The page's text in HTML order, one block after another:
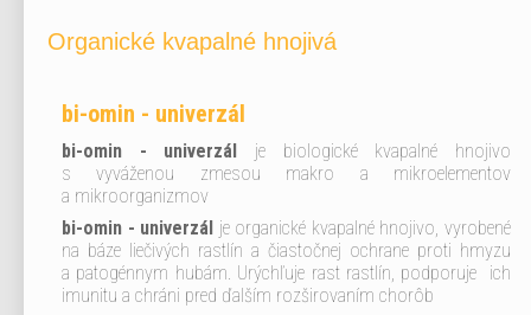
Organické kvapalné hnojivá
bi-omin - univerzál
bi-omin - univerzál je biologické kvapalné hnojivo
s vyváženou zmesou makro a mikroelementov
a mikroorganizmov
bi-omin - univerzál je organické kvapalné hnojivo, vyrobené
na báze liečivých rastlín a čiastočnej ochrane proti hmyzu
a patogénnym hubám. Urýchľuje rast rastlín, podporuje ich
imunitu a chráni pred ďalším rozširovaním chorôb